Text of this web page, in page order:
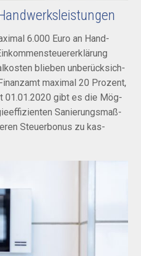
6.000 Euro an Hand­
blieben un­berück­sich­
maxi­mal 20 Prozent,
01.01.2020 gibt es die Mög­
Sa­nie­rungs­maß­
Steuer­bonus zu kas­